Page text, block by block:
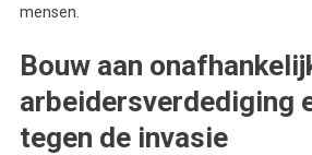
mensen.
Bouw aan
arbeidersverdediging
tegen de invasie